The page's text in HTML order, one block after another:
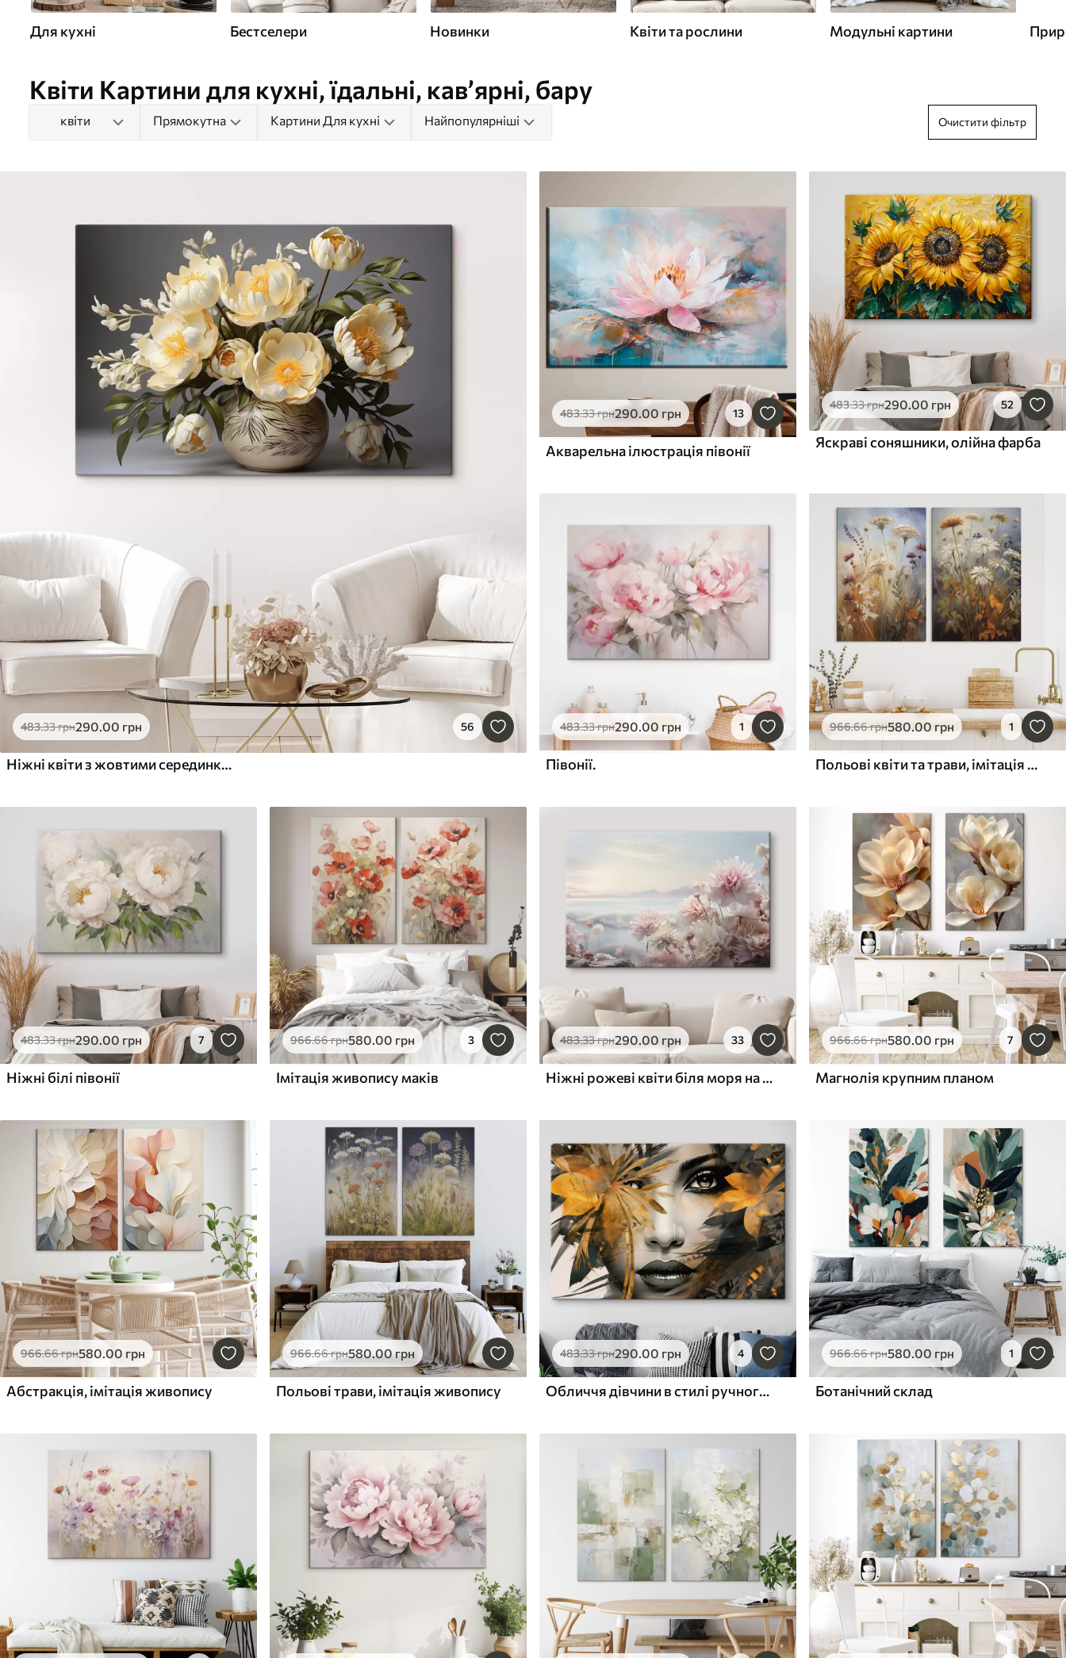
Для кухні Бестселери Новинки Квіти та рослини Модульні картини
Квіти Картини для кухні, їдальні, кав’ярні, бару
квіти Прямокутна Картини Для кухні Найпопулярніші Очистити фільтр
483.33грн290.00 грн 56
Ніжні квіти з жовтими серединками у візерунчастій вазі
483.33грн290.00 грн 13
Акварельна ілюстрація півонії
483.33грн290.00 грн 52
Яскраві соняшники, олійна фарба
483.33грн290.00 грн 1
Півонії.
966.66грн580.00 грн 1
Польові квіти та трави, імітація живопису
483.33грн290.00 грн 7
Ніжні білі півонії
966.66грн580.00 грн 3
Імітація живопису маків
483.33грн290.00 грн 33
Ніжні рожеві квіти біля моря на світанку
966.66грн580.00 грн 7
Магнолія крупним планом
966.66грн580.00 грн
Абстракція, імітація живопису
966.66грн580.00грн
Польові трави, імітація живопису
483.33грн290.00 грн 4
Обличчя дівчини в стилі ручного розпису
966.66грн580.00 грн 1
Ботанічний склад